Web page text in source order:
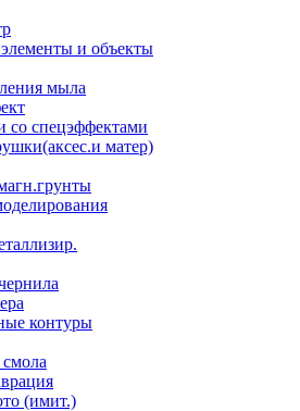
и объекты
мыла
со спецэффектами
матер)
контуры
(имит.)